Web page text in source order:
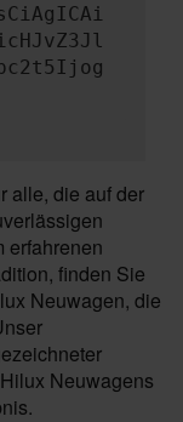
alle, die auf der
erfahrenen
finden Sie
Neuwagen, die
Neuwagens